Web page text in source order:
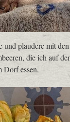
plaudere mit
die ich auf
Dorf essen.